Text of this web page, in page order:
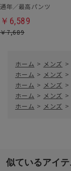
通年／最高パンツ
￥6,589
￥7,689
ホーム > メンズ >
ホーム > メンズ >
ホーム > メンズ >
ホーム > メンズ >
ホーム > メンズ >